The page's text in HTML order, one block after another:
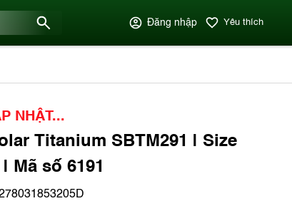
Đăng nhập Yêu thích
NHẬT...
Titanium SBTM291 | Size
Mã số 6191